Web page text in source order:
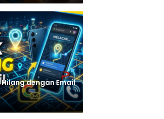
Hilang dengan Email